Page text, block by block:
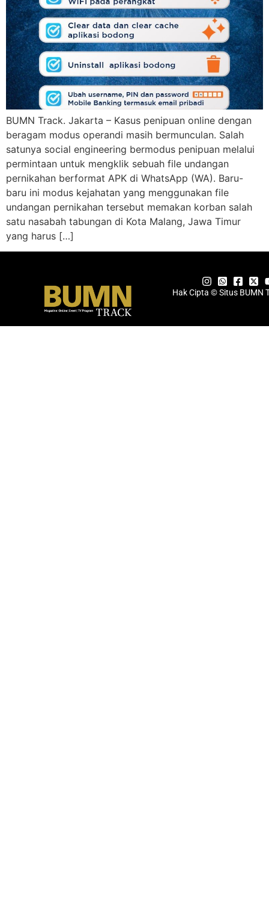
BUMN Track. Jakarta – Kasus penipuan online dengan
beragam modus operandi masih bermunculan. Salah
satunya social engineering bermodus penipuan melalui
permintaan untuk mengklik sebuah file undangan
pernikahan berformat APK di WhatsApp (WA). Baru-
baru ini modus kejahatan yang menggunakan file
undangan pernikahan tersebut memakan korban salah
satu nasabah tabungan di Kota Malang, Jawa Timur
yang harus […]
Hak Cipta © Situs BUMN